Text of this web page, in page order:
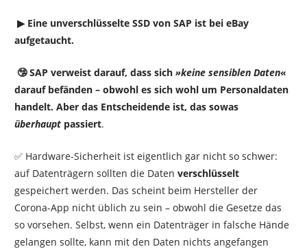
▶︎ Eine unverschlüsselte SSD von SAP ist bei eBay
aufgetaucht.
🤥 SAP verweist darauf, dass sich »keine sensiblen Daten«
darauf befänden – obwohl es sich wohl um Personaldaten
handelt. Aber das Entscheidende ist, das sowas
überhauptpassiert.
✅ Hardware-Sicherheit ist eigentlich gar nicht so schwer:
auf Datenträgern sollten die Daten verschlüsselt
gespeichert werden. Das scheint beim Hersteller der
Corona-App nicht üblich zu sein – obwohl die Gesetze das
so vorsehen. Selbst, wenn ein Datenträger in falsche Hände
gelangen sollte, kann mit den Daten nichts angefangen